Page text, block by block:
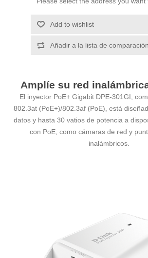
Add to wishlist
Añadir a la lista de comparación
Amplíe su red
El inyector PoE+ Gigabit DPE-301GI,
802.3at (PoE+)/802.3af (PoE), está
datos y hasta 30 vatios de potencia a
con PoE, como cámaras de red y
inalámbricos.